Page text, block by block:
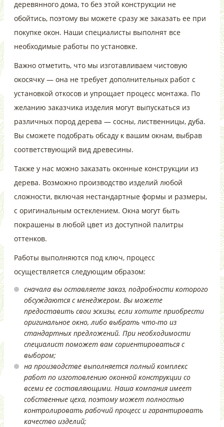
деревянного дома, то без этой конструкции не
обойтись, поэтому вы можете сразу же заказать ее при
покупке окон. Наши специалисты выполнят все
необходимые работы по установке.
Важно отметить, что мы изготавливаем чистовую
окосячку — она не требует дополнительных работ с
установкой откосов и упрощает процесс монтажа. По
желанию заказчика изделия могут выпускаться из
различных пород дерева — сосны, лиственницы, дуба.
Вы сможете подобрать обсаду к вашим окнам, выбрав
соответствующий вид древесины.
Также у нас можно заказать оконные конструкции из
дерева. Возможно производство изделий любой
сложности, включая нестандартные формы и размеры,
с оригинальным остеклением. Окна могут быть
покрашены в любой цвет из доступной палитры
оттенков.
Работы выполняются под ключ, процесс
осуществляется следующим образом:
сначала вы оставляете заказ, подробности которого
обсуждаются с менеджером. Вы можете
предоставить свои эскизы, если хотите приобрести
оригинальное окно, либо выбрать что-то из
стандартных предложений. При необходимости
специалист поможет вам сориентироваться с
выбором;
на производстве выполняется полный комплекс
работ по изготовлению оконной конструкции со
всеми ее составляющими. Наша компания имеет
собственные цеха, поэтому может полностью
контролировать рабочий процесс и гарантировать
качество изделий;